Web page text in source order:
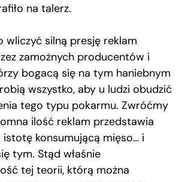
na talerz.
wliczyć silną presję reklam
zamożnych producentów i
bogacą się na tym haniebnym
wszystko, aby u ludzi obudzić
tego typu pokarmu. Zwróćmy
ilość reklam przedstawia
istotę konsumującą mięso… i
tym. Stąd właśnie
tej teorii, którą można